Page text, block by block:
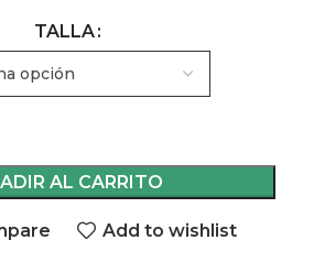
TALLA
AL CARRITO
Add to wishlist